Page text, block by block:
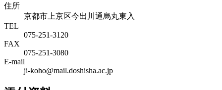
住所
京都市上京区今出川通烏丸東入
TEL
075-251-3120
FAX
075-251-3080
E-mail
ji-koho@mail.doshisha.ac.jp